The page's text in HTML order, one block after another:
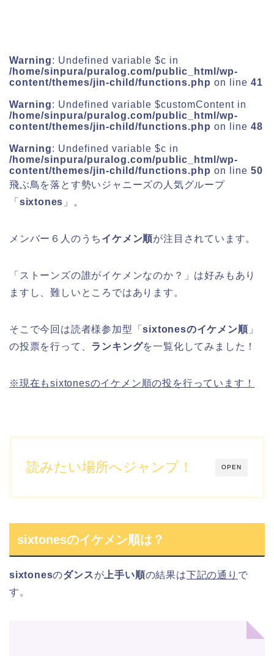
Warning: Undefined variable $c in
/home/sinpura/puralog.com/public_html/wp-
content/themes/jin-child/functions.php on line 41
Warning: Undefined variable $customContent in
/home/sinpura/puralog.com/public_html/wp-
content/themes/jin-child/functions.php on line 48
Warning: Undefined variable $c in
/home/sinpura/puralog.com/public_html/wp-
content/themes/jin-child/functions.php on line 50
飛ぶ鳥を落とす勢いジャニーズの人気グループ
「 sixtones 」。
メンバー６人のうち イケメン順が注目されています。
「ストーンズの誰がイケメンなのか？」は好みもあり
ますし、難しいところではあります。
そこで今回は読者様参加型「sixtonesのイケメン順」
の投票を行って、 ランキングを一覧化してみました！
※現在もsixtonesのイケメン順の投を行っています！
OPEN
読みたい場所へジャンプ！
sixtonesのイケメン順は？
sixtonesのダンスが 上手い順の結果は下記の通り で
す。